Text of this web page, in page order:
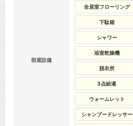
部屋設備
全居室フローリング
下駄箱
シャワー
浴室乾燥機
脱衣所
3点給湯
ウォームレット
シャンプードレッサー